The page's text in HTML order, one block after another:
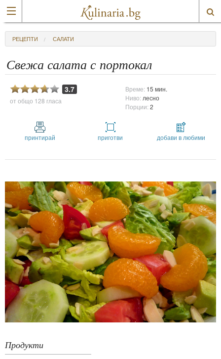
РЕЦЕПТИ САЛАТИ
Свежа салата с портокал
3.7
от общо 128 гласа
Време: 15 мин.
Ниво: лесно
Порции:2
принтирай приготви добави в любими
Продукти